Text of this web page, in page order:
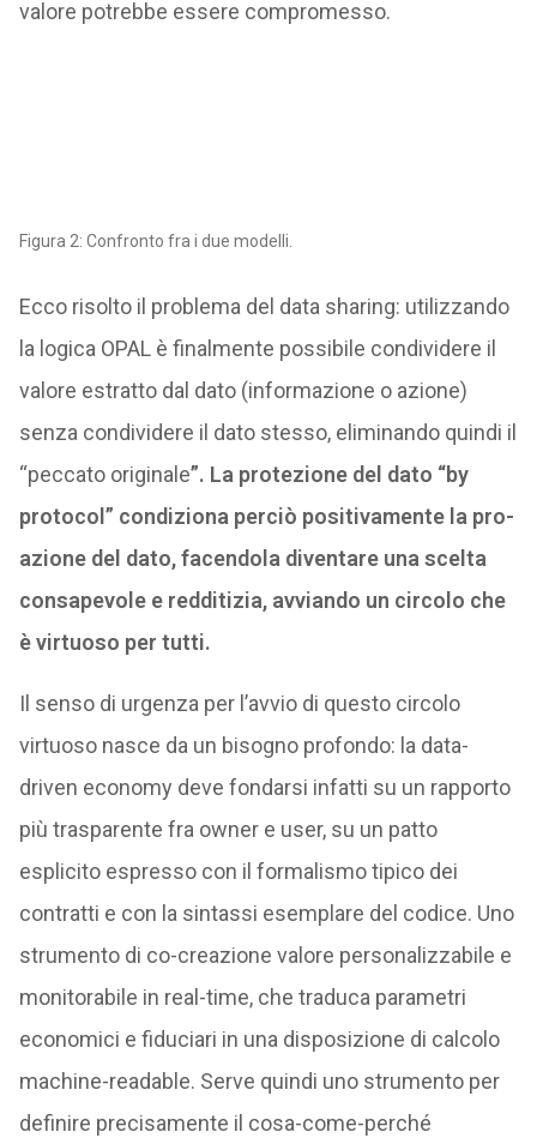
valore potrebbe essere compromesso.
Figura 2: Confronto fra i due modelli.
Ecco risolto il problema del data sharing: utilizzando
la logica OPAL è finalmente possibile condividere il
valore estratto dal dato (informazione o azione)
senza condividere il dato stesso, eliminando quindi il
“peccato originale”. La protezione del dato “by
protocol” condiziona perciò positivamente la pro-
azione del dato, facendola diventare una scelta
consapevole e redditizia, avviando un circolo che
è virtuoso per tutti.
Il senso di urgenza per l’avvio di questo circolo
virtuoso nasce da un bisogno profondo: la data-
driven economy deve fondarsi infatti su un rapporto
più trasparente fra owner e user, su un patto
esplicito espresso con il formalismo tipico dei
contratti e con la sintassi esemplare del codice. Uno
strumento di co-creazione valore personalizzabile e
monitorabile in real-time, che traduca parametri
economici e fiduciari in una disposizione di calcolo
machine-readable. Serve quindi uno strumento per
definire precisamente il cosa-come-perché